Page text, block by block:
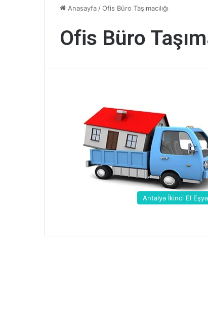
Anasayfa /Ofis Büro Taşımacılığı
Ofis Büro
Antalya İkinci El